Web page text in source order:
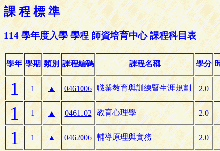
課 程 標 準
114 學年度入學 學程 師資培育中心 課程科目表
學年 學期 類別 課程編碼 課程名稱 學分
1 1 ▲ 0461006 職業教育與訓練暨生涯規劃 2.0
1 1 ▲ 0461102 教育心理學 2.0
1 1 ▲ 0462006 輔導原理與實務 2.0